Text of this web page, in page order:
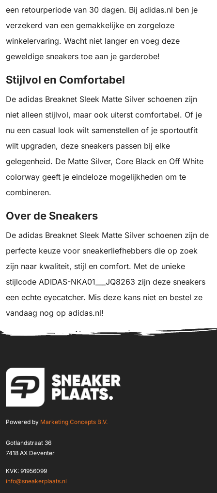
een retourperiode van 30 dagen. Bij adidas.nl ben je
verzekerd van een gemakkelijke en zorgeloze
winkelervaring. Wacht niet langer en voeg deze
geweldige sneakers toe aan je garderobe!
Stijlvol en Comfortabel
De adidas Breaknet Sleek Matte Silver schoenen zijn
niet alleen stijlvol, maar ook uiterst comfortabel. Of je
nu een casual look wilt samenstellen of je sportoutfit
wilt upgraden, deze sneakers passen bij elke
gelegenheid. De Matte Silver, Core Black en Off White
colorway geeft je eindeloze mogelijkheden om te
combineren.
Over de Sneakers
De adidas Breaknet Sleek Matte Silver schoenen zijn de
perfecte keuze voor sneakerliefhebbers die op zoek
zijn naar kwaliteit, stijl en comfort. Met de unieke
stijlcode ADIDAS-NKA01___JQ8263 zijn deze sneakers
een echte eyecatcher. Mis deze kans niet en bestel ze
vandaag nog op adidas.nl!
Powered by Marketing Concepts B.V.
Gotlandstraat 36
7418 AX Deventer
KVK: 91956099
info@sneakerplaats.nl